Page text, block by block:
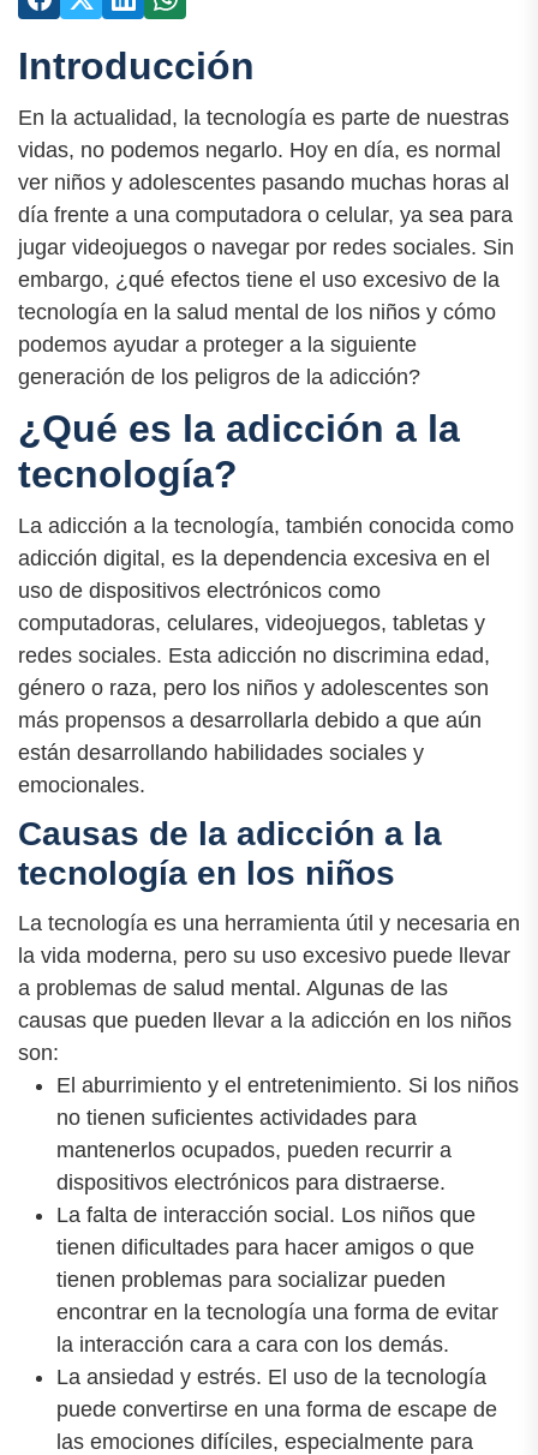
Introducción
En la actualidad, la tecnología es parte de nuestras
vidas, no podemos negarlo. Hoy en día, es normal
ver niños y adolescentes pasando muchas horas al
día frente a una computadora o celular, ya sea para
jugar videojuegos o navegar por redes sociales. Sin
embargo, ¿qué efectos tiene el uso excesivo de la
tecnología en la salud mental de los niños y cómo
podemos ayudar a proteger a la siguiente
generación de los peligros de la adicción?
¿Qué es la adicción a la
tecnología?
La adicción a la tecnología, también conocida como
adicción digital, es la dependencia excesiva en el
uso de dispositivos electrónicos como
computadoras, celulares, videojuegos, tabletas y
redes sociales. Esta adicción no discrimina edad,
género o raza, pero los niños y adolescentes son
más propensos a desarrollarla debido a que aún
están desarrollando habilidades sociales y
emocionales.
Causas de la adicción a la
tecnología en los niños
La tecnología es una herramienta útil y necesaria en
la vida moderna, pero su uso excesivo puede llevar
a problemas de salud mental. Algunas de las
causas que pueden llevar a la adicción en los niños
son:
El aburrimiento y el entretenimiento. Si los niños
no tienen suficientes actividades para
mantenerlos ocupados, pueden recurrir a
dispositivos electrónicos para distraerse.
La falta de interacción social. Los niños que
tienen dificultades para hacer amigos o que
tienen problemas para socializar pueden
encontrar en la tecnología una forma de evitar
la interacción cara a cara con los demás.
La ansiedad y estrés. El uso de la tecnología
puede convertirse en una forma de escape de
las emociones difíciles, especialmente para